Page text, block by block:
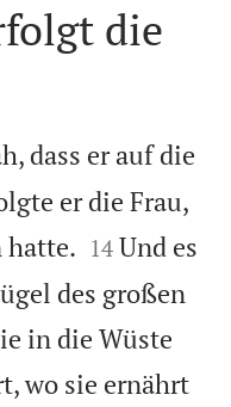
die
dass er auf die
er die Frau,
hatte. 

14 Und es
des großen
in die Wüste
wo sie ernährt